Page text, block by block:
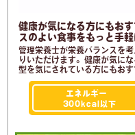
健康が気になる方にもお
スのよい食事をもっと手軽
管理栄養士が栄養バランスを
りいただけます。健康が気に
型を気にされている方にもおす
エネルギー
300kcal 以下